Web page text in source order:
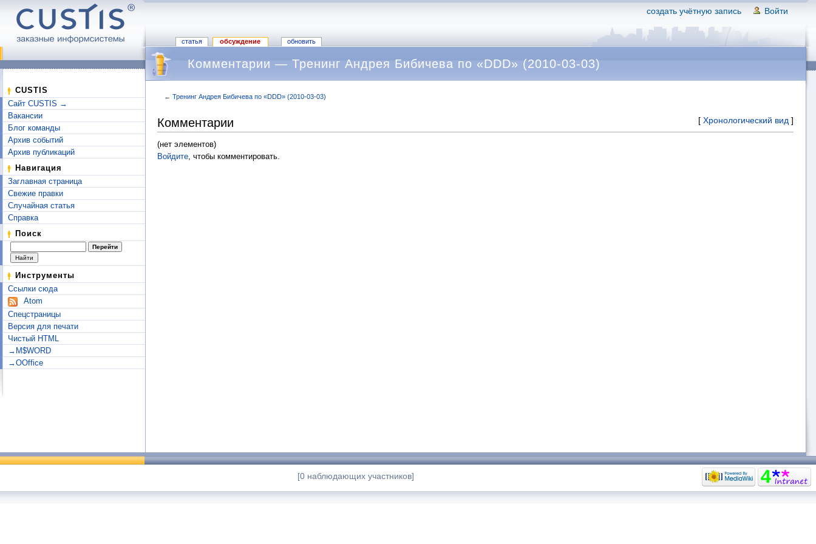
создать учётную запись Войти
статья обсуждение обновить
CUSTIS
Сайт CUSTIS →
Вакансии
Блог команды
Архив событий
Архив публикаций
Навигация
Заглавная страница
Свежие правки
Случайная статья
Справка
Поиск
Инструменты
Ссылки сюда
Atom
Спецстраницы
Версия для печати
Чистый HTML
→M$WORD
→OOffice
Комментарии — Тренинг Андрея Бибичева по «DDD» (2010-03-03)
← Тренинг Андрея Бибичева по «DDD» (2010-03-03)
[ Хронологический вид ]
Комментарии
(нет элементов)
Войдите, чтобы комментировать.
[0 наблюдающих участников]